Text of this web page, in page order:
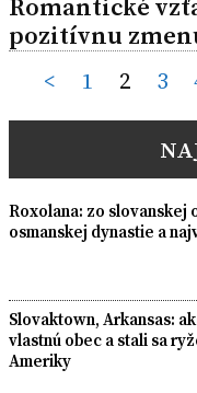
Romantické
pozitívnu
Posts
pagination
< 1 2 3
Roxolana: zo slovanskej
osmanskej dynastie a
Slovaktown, Arkansas:
vlastnú obec a stali sa
Ameriky